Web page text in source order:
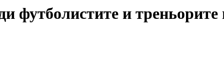
и треньорите